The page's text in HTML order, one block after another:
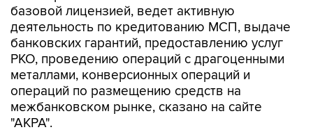
базовой лицензией, ведет активную
деятельность по кредитованию МСП, выдаче
банковских гарантий, предоставлению услуг
РКО, проведению операций с драгоценными
металлами, конверсионных операций и
операций по размещению средств на
межбанковском рынке, сказано на сайте
"АКРА".